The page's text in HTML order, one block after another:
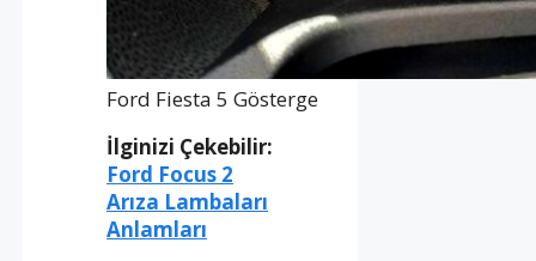
Ford Fiesta 5 Gösterge
İlginizi Çekebilir:
Ford Focus 2
Arıza Lambaları
Anlamları